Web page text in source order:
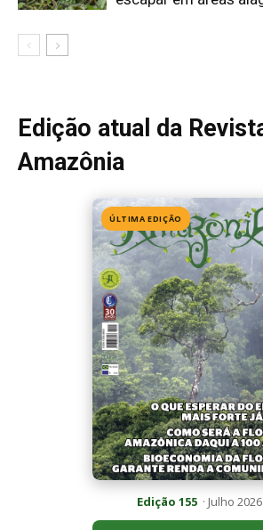
Edição 155· Julho 2026
📖 Ler agora
Mais lidas da semana